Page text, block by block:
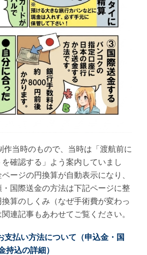
当時のもので、当時は「渡航前に
確認する」よう案内していまし
ージの円換算が自動表示になり、
国際送金の方法は下記ページに整
算のしくみ（なぜ手術費が変わっ
連記事もあわせてご覧ください。
支払い方法について（申込金・国
持込の詳細）